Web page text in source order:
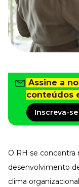
Cursos
Cursos
Todos os
Explore o nosso
Para simplificar
Gestão de
Eleve os
Capacitação
Recursos
Assine a
conteúdos
Inscreva-se
O RH se concentra
desenvolvimento
clima